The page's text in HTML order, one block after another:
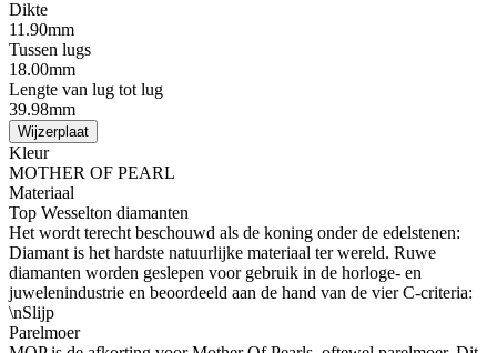
Dikte
11.90mm
Tussen lugs
18.00mm
Lengte van lug tot lug
39.98mm
Wijzerplaat
Kleur
MOTHER OF PEARL
Materiaal
Top Wesselton diamanten
Het wordt terecht beschouwd als de koning onder de edelstenen:
Diamant is het hardste natuurlijke materiaal ter wereld. Ruwe
diamanten worden geslepen voor gebruik in de horloge- en
juwelenindustrie en beoordeeld aan de hand van de vier C-criteria:
\nSlijp
Parelmoer